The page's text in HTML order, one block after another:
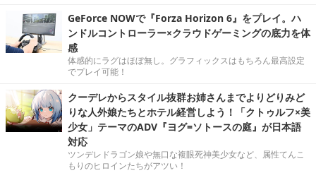
GeForce NOWで『Forza Horizon 6』をプレイ。ハ
ンドルコントローラー×クラウドゲーミングの底力を体
感
体感的にラグはほぼ無し。グラフィックスはもちろん最高設定
でプレイ可能！
クーデレからスタイル抜群お姉さんまでよりどりみど
りな人外娘たちとホテル経営しよう！「クトゥルフ×美
少女」テーマのADV『ヨグ=ソトースの庭』が日本語
対応
ツンデレドラゴン娘や無口な複眼死神美少女など、属性てんこ
もりのヒロインたちがアツい！